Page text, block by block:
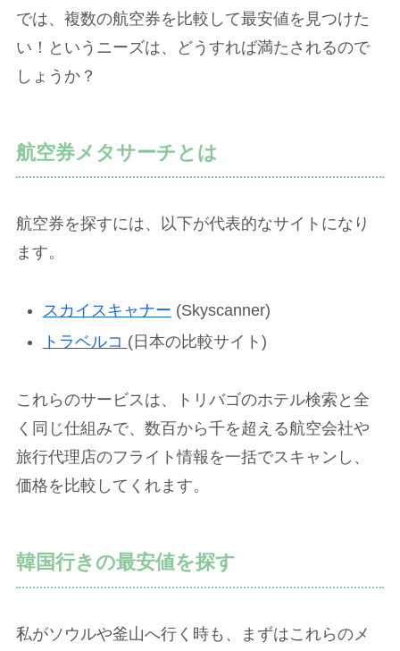
では、複数の航空券を比較して最安値を見つけた
い！というニーズは、どうすれば満たされるので
しょうか？
航空券メタサーチとは
航空券を探すには、以下が代表的なサイトになり
ます。
スカイスキャナー (Skyscanner)
トラベルコ (日本の比較サイト)
これらのサービスは、トリバゴのホテル検索と全
く同じ仕組みで、数百から千を超える航空会社や
旅行代理店のフライト情報を一括でスキャンし、
価格を比較してくれます。
韓国行きの最安値を探す
私がソウルや釜山へ行く時も、まずはこれらのメ